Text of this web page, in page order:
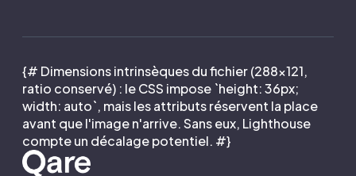
{# Dimensions intrinsèques du fichier (288×121,
ratio conservé) : le CSS impose `height: 36px;
width: auto`, mais les attributs réservent la place
avant que l'image n'arrive. Sans eux, Lighthouse
compte un décalage potentiel. #}